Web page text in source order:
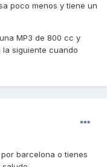
poco menos y tiene un
MP3 de 800 cc y
siguiente cuando
por barcelona o tienes